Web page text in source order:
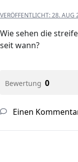
VERÖFFENTLICHT:28. AUG
Wie sehen die
seit wann?
Bewertung 0
Einen